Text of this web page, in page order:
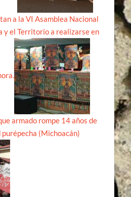
a la VI Asamblea Nacional
y el Territorio a realizarse en
armado rompe 14 años de
purépecha (Michoacán)